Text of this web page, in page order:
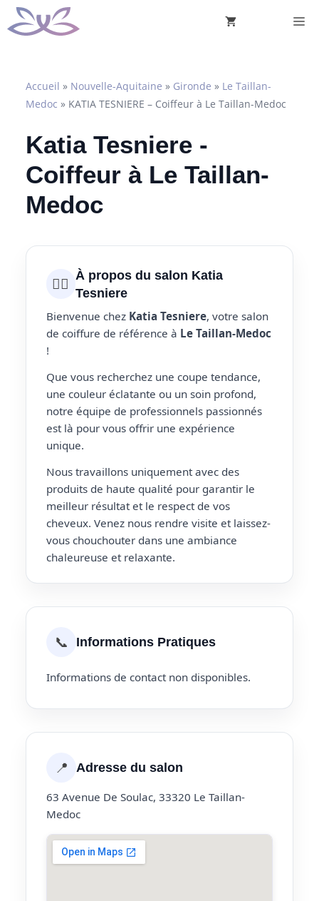
Aller
au
Accueil » Nouvelle-Aquitaine » Gironde » Le Taillan-
Medoc » KATIA TESNIERE – Coiffeur à Le Taillan-Medoc
Katia Tesniere -
Coiffeur à Le Taillan-
Medoc
💇‍♀️ À propos du salon Katia
Tesniere
Bienvenue chez Katia Tesniere, votre salon
de coiffure de référence à Le Taillan-Medoc
!
Que vous recherchez une coupe tendance,
une couleur éclatante ou un soin profond,
notre équipe de professionnels passionnés
est là pour vous offrir une expérience
unique.
Nous travaillons uniquement avec des
produits de haute qualité pour garantir le
meilleur résultat et le respect de vos
cheveux. Venez nous rendre visite et laissez-
vous chouchouter dans une ambiance
chaleureuse et relaxante.
📞 Informations Pratiques
Informations de contact non disponibles.
📍 Adresse du salon
63 Avenue De Soulac, 33320 Le Taillan-
Medoc